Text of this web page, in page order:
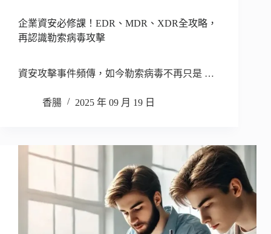
企業資安必修課！EDR、MDR、XDR全攻略，
再認識勒索病毒攻擊
資安攻擊事件頻傳，如今勒索病毒不再只是 …
香腸 2025 年 09 月 19 日